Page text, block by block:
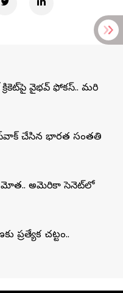
క్రికెట్‌పై వైభవ్ ఫోకస్.. మరి
చేసిన భారత సంతతి
మోత.. అమెరికా సెనెట్‌లో
ప్రత్యేక చట్టం..